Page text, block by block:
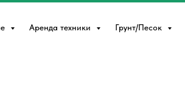
Аренда техники Грунт/Песок